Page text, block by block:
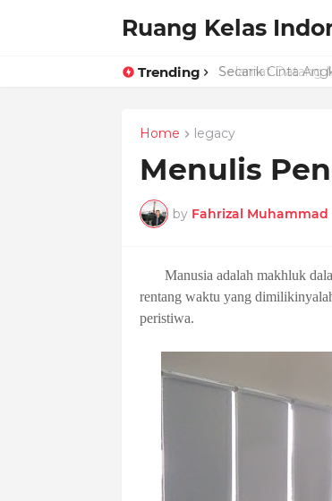
Ruang Kelas
Trending Secarik Cinta
Home legacy
Menulis
by Fahrizal Muhammad
Manusia adalah makhluk
rentang waktu yang
peristiwa.